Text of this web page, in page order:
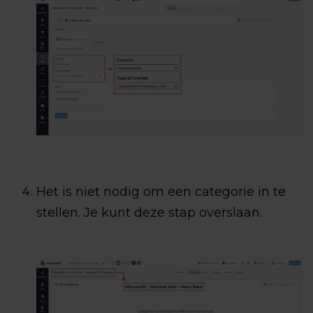
Het is niet nodig om een ​​categorie in te
stellen. Je kunt deze stap overslaan.